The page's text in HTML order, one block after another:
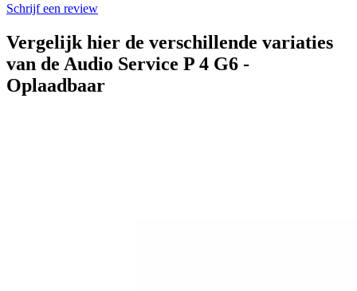
Schrijf een review
Vergelijk hier de verschillende variaties
van de Audio Service P 4 G6 -
Oplaadbaar